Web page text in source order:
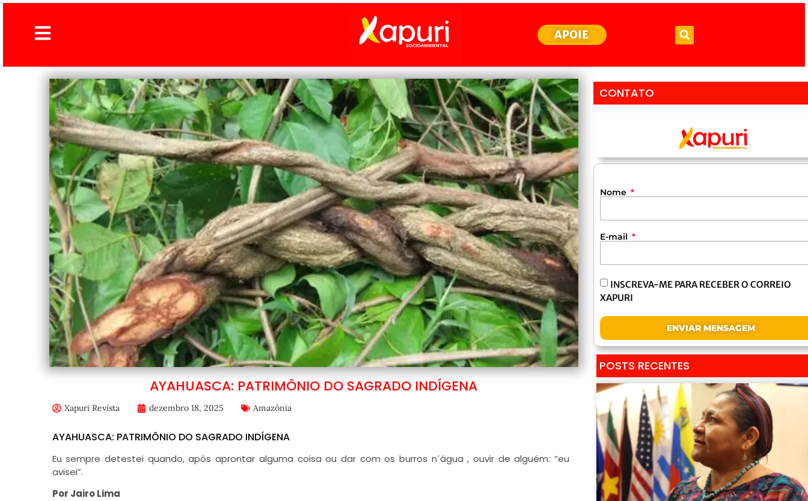
APOIE
AYAHUASCA: PATRIMÔNIO DO SAGRADO INDÍGENA
Xapuri Revista dezembro 18, 2025 Amazônia
AYAHUASCA: PATRIMÔNIO DO SAGRADO INDÍGENA
Eu sempre detestei quando, após aprontar alguma coisa ou dar com os burros n´água , ouvir de alguém: “eu
avisei”.
Por Jairo Lima
CONTATO
Nome
E-mail
INSCREVA-ME PARA RECEBER O CORREIO
XAPURI
ENVIAR MENSAGEM
POSTS RECENTES